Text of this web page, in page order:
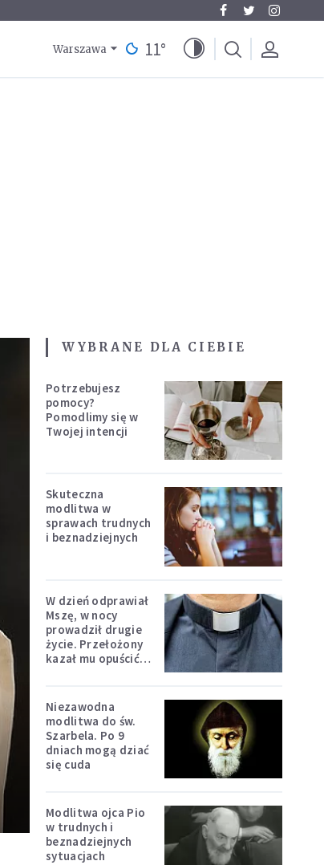
Warszawa 11°
WYBRANE DLA CIEBIE
Potrzebujesz
pomocy?
Pomodlimy się w
Twojej intencji
Skuteczna
modlitwa w
sprawach trudnych
i beznadziejnych
W dzień odprawiał
Mszę, w nocy
prowadził drugie
życie. Przełożony
kazał mu opuścić
Niezawodna
modlitwa do św.
Szarbela. Po 9
dniach mogą dziać
się cuda
Modlitwa ojca Pio
w trudnych i
beznadziejnych
sytuacjach